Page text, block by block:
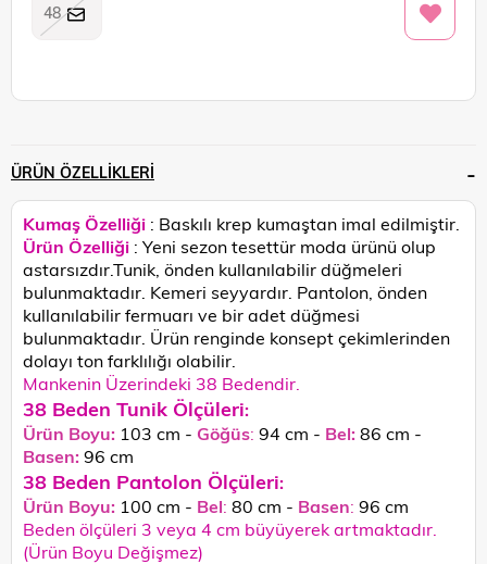
48
ÜRÜN ÖZELLIKLERI
Kumaş Özelliği : Baskılı krep kumaştan imal edilmiştir.
Ürün Özelliği : Yeni sezon tesettür moda ürünü olup
astarsızdır.Tunik, önden kullanılabilir düğmeleri
bulunmaktadır. Kemeri seyyardır. Pantolon, önden
kullanılabilir fermuarı ve bir adet düğmesi
bulunmaktadır. Ürün renginde konsept çekimlerinden
dolayı ton farklılığı olabilir.
Mankenin Üzerindeki 38 Bedendir.
38 Beden Tunik Ölçüleri:
Ürün Boyu: 103 cm - Göğüs: 94 cm - Bel:86 cm -
Basen:96 cm
38 Beden Pantolon Ölçüleri:
Ürün Boyu: 100 cm - Bel: 80 cm - Basen: 96 cm
Beden ölçüleri 3 veya 4 cm büyüyerek artmaktadır.
(Ürün Boyu Değişmez)